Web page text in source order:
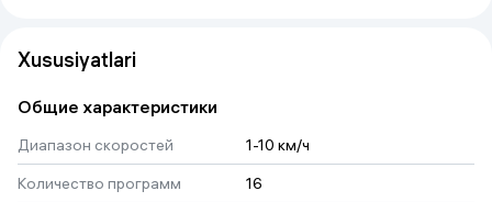
Xususiyatlari
Общие характеристики
Диапазон скоростей
1-10 км/ч
Количество программ
16